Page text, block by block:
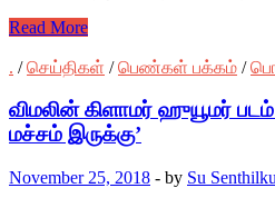
Read More
. /செய்திகள் /பெண்கள் பக்கம் /
விமலின் கிளாமர் ஹுயூமர்
மச்சம் இருக்கு’
November 25, 2018 - by Su